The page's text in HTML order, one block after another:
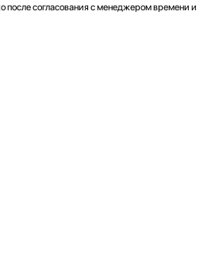
после согласования с менеджером времени и